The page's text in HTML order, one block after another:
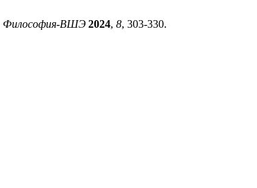
Философия-ВШЭ 2024, 8, 303-330.